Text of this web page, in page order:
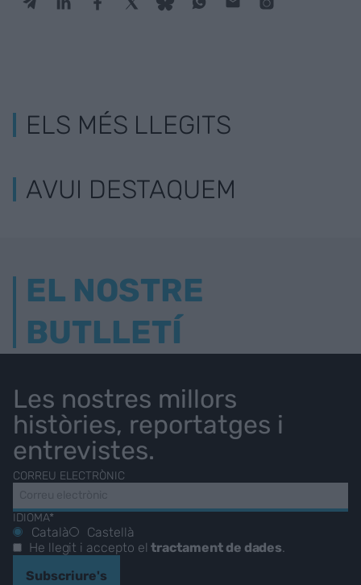
ELS MÉS LLEGITS
AVUI DESTAQUEM
EL NOSTRE
BUTLLETÍ
Les nostres millors
històries, reportatges i
entrevistes.
CORREU ELECTRÒNIC
IDIOMA*
Català
Castellà
He llegit i accepto eltractament de dades.
Subscriure's